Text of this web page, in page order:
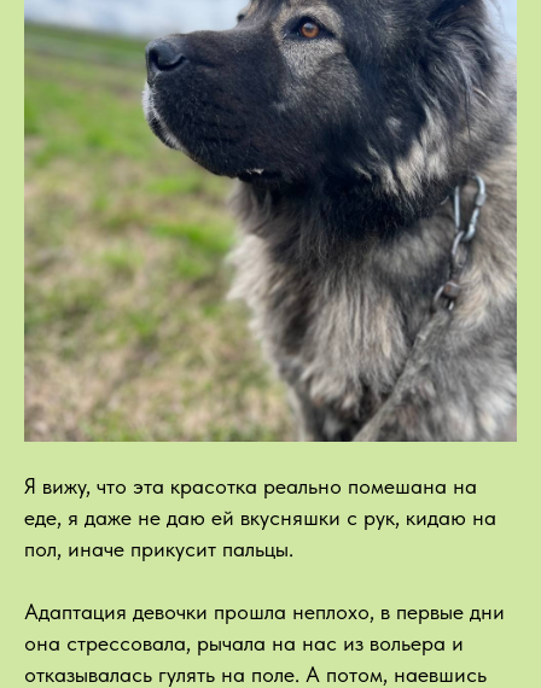
Я вижу, что эта красотка реально помешана на
еде, я даже не даю ей вкусняшки с рук, кидаю на
пол, иначе прикусит пальцы.
Адаптация девочки прошла неплохо, в первые дни
она стрессовала, рычала на нас из вольера и
отказывалась гулять на поле. А потом, наевшись